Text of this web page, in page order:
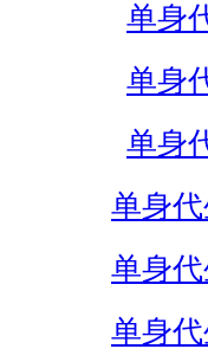
单身
单身
单身
单身
单身
单身